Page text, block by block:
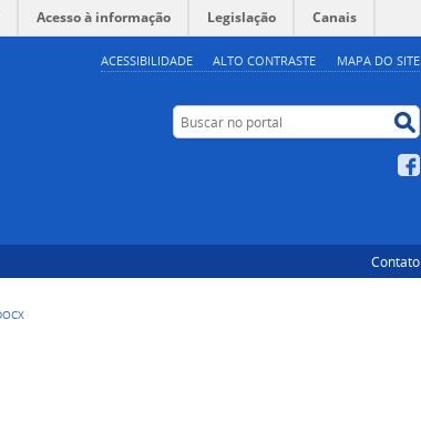
ACESSIBILIDADE ALTO CONTRASTE MAPA DO SITE
Acesso à informação Legislação Canais
Buscar no portal
Contato